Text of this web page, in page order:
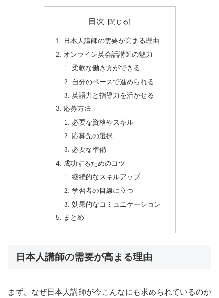
目次
日本人講師の需要が高まる理由
オンライン英会話講師の魅力
柔軟な働き方ができる
自分のペースで進められる
英語力と指導力を活かせる
応募方法
必要な資格やスキル
応募先の選択
必要な準備
成功するためのコツ
継続的なスキルアップ
学習者の目線に立つ
効果的なコミュニケーション
まとめ
日本人講師の需要が高まる理由
まず、なぜ日本人講師が今こんなにも求められているのか